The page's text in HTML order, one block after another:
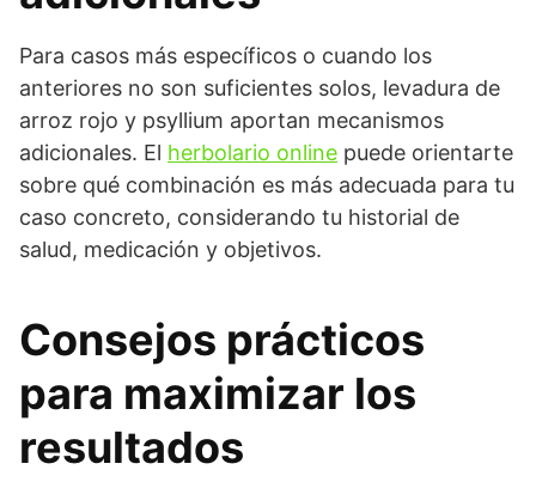
Para casos más específicos o cuando los
anteriores no son suficientes solos, levadura de
arroz rojo y psyllium aportan mecanismos
adicionales. El herbolario online puede orientarte
sobre qué combinación es más adecuada para tu
caso concreto, considerando tu historial de
salud, medicación y objetivos.
Consejos prácticos
para maximizar los
resultados